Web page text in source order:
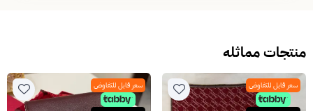
منتجات مماثله
سعر قابل للتفاوض سعر قابل للتفاوض